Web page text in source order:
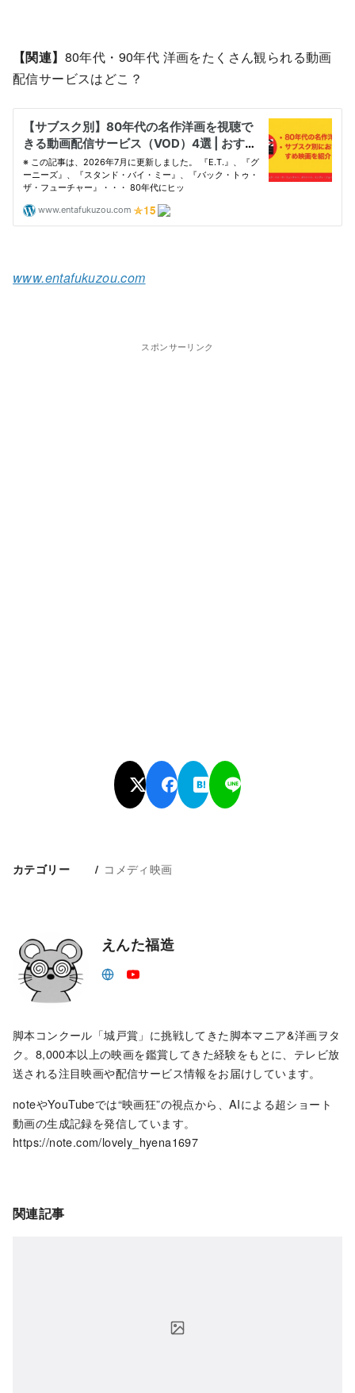
【関連】 80年代・90年代 洋画をたくさん観られる動画
配信サービスはどこ？
www.entafukuzou.com
スポンサーリンク
カテゴリー コメディ映画
えんた福造
脚本コンクール「城戸賞」に挑戦してきた脚本マニア&洋画ヲタ
ク。8,000本以上の映画を鑑賞してきた経験をもとに、テレビ放
送される注目映画や配信サービス情報をお届けしています。
noteやYouTubeでは“映画狂”の視点から、AIによる超ショート
動画の生成記録を発信しています。
https://note.com/lovely_hyena1697
関連記事